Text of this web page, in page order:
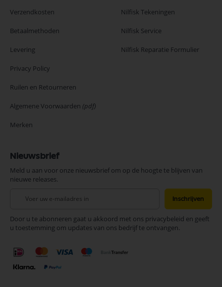
Verzendkosten
Betaalmethoden
Levering
Privacy Policy
Ruilen en Retourneren
Algemene Voorwaarden (pdf)
Merken
Nilfisk Tekeningen
Nilfisk Service
Nilfisk Reparatie Formulier
Nieuwsbrief
Meld u aan voor onze nieuwsbrief om op de hoogte te blijven van
nieuwe releases.
onze
nieuwsbrief
Inschrijven
Door u te abonneren gaat u akkoord met ons privacybeleid en geeft
u toestemming om updates van ons bedrijf te ontvangen.